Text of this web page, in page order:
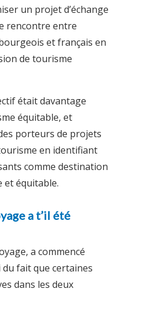
un projet d’échange
rencontre entre
et français en
de tourisme
était davantage
équitable, et
porteurs de projets
en identifiant
comme destination
et équitable.
a t’il été
a commencé
fait que certaines
dans les deux